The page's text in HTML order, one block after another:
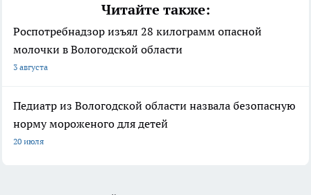
Читайте также:
Роспотребнадзор изъял 28 килограмм опасной
молочки в Вологодской области
3 августа
Педиатр из Вологодской области назвала безопасную
норму мороженого для детей
20 июля